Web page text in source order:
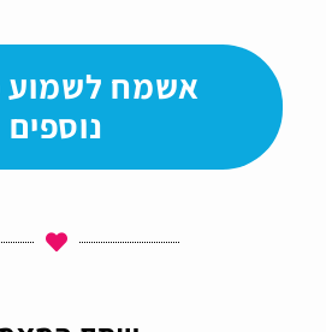
אשמח לשמוע
נוספים